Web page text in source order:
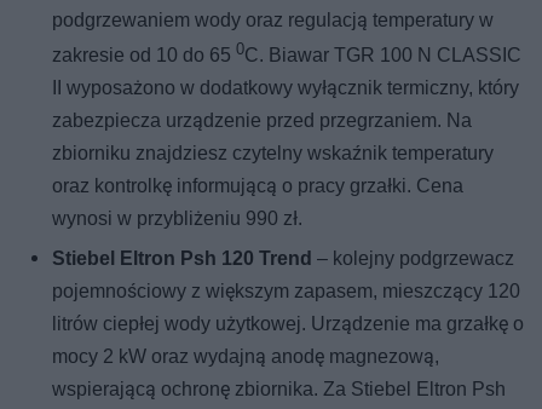
podgrzewaniem wody oraz regulacją temperatury w
zakresie od 10 do 650C. Biawar TGR 100 N CLASSIC
II wyposażono w dodatkowy wyłącznik termiczny, który
zabezpiecza urządzenie przed przegrzaniem. Na
zbiorniku znajdziesz czytelny wskaźnik temperatury
oraz kontrolkę informującą o pracy grzałki. Cena
wynosi w przybliżeniu 990 zł.
Stiebel Eltron Psh 120 Trend – kolejny podgrzewacz
pojemnościowy z większym zapasem, mieszczący 120
litrów ciepłej wody użytkowej. Urządzenie ma grzałkę o
mocy 2 kW oraz wydajną anodę magnezową,
wspierającą ochronę zbiornika. Za Stiebel Eltron Psh